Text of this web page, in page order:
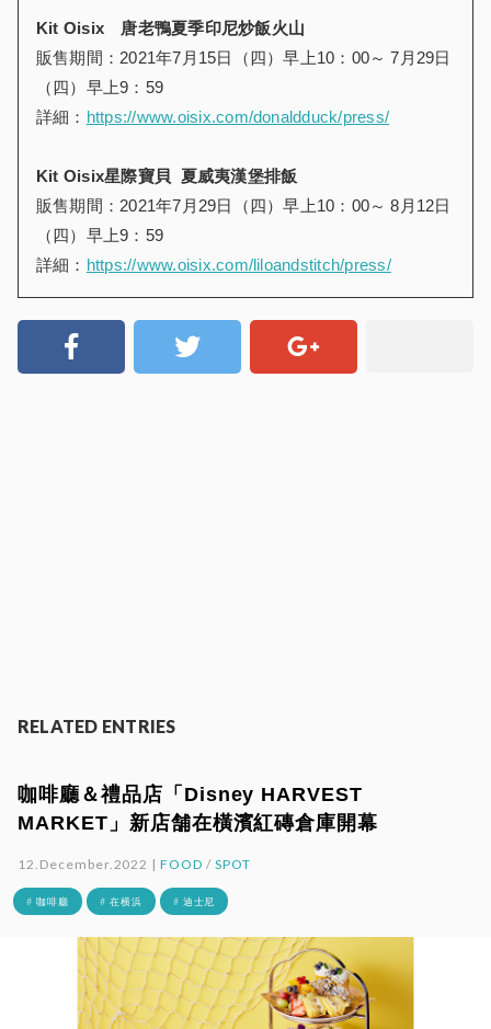
Kit Oisix
唐老鴨夏季印尼炒飯火山
販售期間：2021年7月15日（四）早上10：00～ 7月29日
（四）早上9：59
詳細： https://www.oisix.com/donaldduck/press/
Kit Oisix星際寶貝 夏威夷漢堡排飯
販售期間：2021年7月29日（四）早上10：00～ 8月12日
（四）早上9：59
詳細： https://www.oisix.com/liloandstitch/press/
RELATED ENTRIES
咖啡廳＆禮品店「Disney HARVEST
MARKET」新店舗在橫濱紅磚倉庫開幕
12.December.2022 |FOOD / SPOT
# 咖啡廳 # 在横浜 # 迪士尼